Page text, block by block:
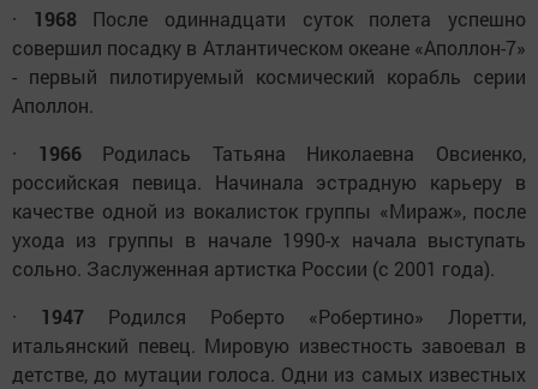
· 1968После одиннадцати суток полета успешно
совершил посадку в Атлантическом океане «Аполлон-7»
- первый пилотируемый космический корабль серии
Аполлон.
· 1966Родилась Татьяна Николаевна Овсиенко,
российская певица. Начинала эстрадную карьеру в
качестве одной из вокалисток группы «Мираж», после
ухода из группы в начале 1990-х начала выступать
сольно. Заслуженная артистка России (с 2001 года).
· 1947 Родился Роберто «Робертино» Лоретти,
итальянский певец. Мировую известность завоевал в
детстве, до мутации голоса. Одни из самых известных